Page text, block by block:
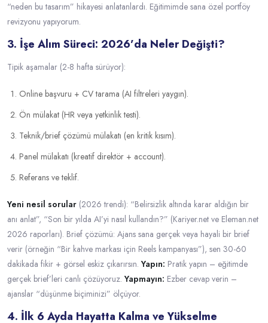
“neden bu tasarım” hikayesi anlatanlardı. Eğitimimde sana özel portföy
revizyonu yapıyorum.
3. İşe Alım Süreci: 2026’da Neler Değişti?
Tipik aşamalar (2-8 hafta sürüyor):
Online başvuru + CV tarama (AI filtreleri yaygın).
Ön mülakat (HR veya yetkinlik testi).
Teknik/brief çözümü mülakatı (en kritik kısım).
Panel mülakatı (kreatif direktör + account).
Referans ve teklif.
Yeni nesil sorular (2026 trendi): “Belirsizlik altında karar aldığın bir
anı anlat”, “Son bir yılda AI’yi nasıl kullandın?” (Kariyer.net ve Eleman.net
2026 raporları). Brief çözümü: Ajans sana gerçek veya hayali bir brief
verir (örneğin “Bir kahve markası için Reels kampanyası”), sen 30-60
dakikada fikir + görsel eskiz çıkarırsın.Yapın: Pratik yapın – eğitimde
gerçek brief’leri canlı çözüyoruz.Yapmayın: Ezber cevap verin –
ajanslar “düşünme biçiminizi” ölçüyor.
4. İlk 6 Ayda Hayatta Kalma ve Yükselme